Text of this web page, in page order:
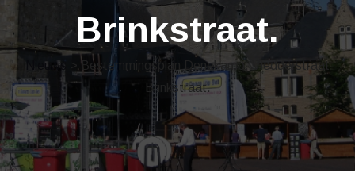
Brinkstraat.
Nieuws
> Bestemmingsplan Denekamp, Vledderstraat
Brinkstraat.